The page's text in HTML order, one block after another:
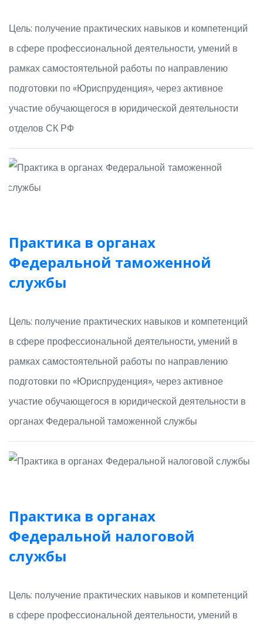
Цель: получение практических навыков и компетенций
в сфере профессиональной деятельности, умений в
рамках самостоятельной работы по направлению
подготовки по «Юриспруденция», через активное
участие обучающегося в юридической деятельности
отделов СК РФ
Практика в органах
Федеральной таможенной
службы
Цель: получение практических навыков и компетенций
в сфере профессиональной деятельности, умений в
рамках самостоятельной работы по направлению
подготовки по «Юриспруденция», через активное
участие обучающегося в юридической деятельности в
органах Федеральной таможенной службы
Практика в органах
Федеральной налоговой
службы
Цель: получение практических навыков и компетенций
в сфере профессиональной деятельности, умений в